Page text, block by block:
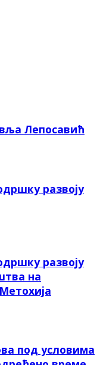
Лепосавић
развоју
развоју
на
под условима